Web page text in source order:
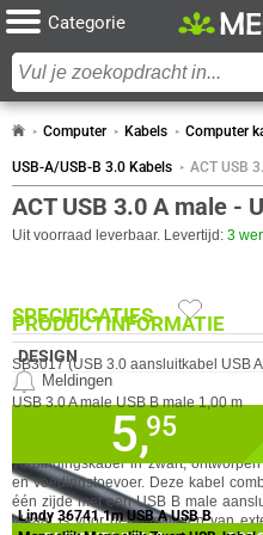
Categorie
Computer Kabels Computer
USB-A/USB-B 3.0 Kabels ACT USB
ACT USB 3.0 A male -
Uit voorraad leverbaar. Levertijd: 3
De ACT USB 3.0 A male -
verbindingskabel in zwart,
en voedingstoevoer. Deze kabel
één zijde met een USB B male
ideaal is voor het aansluiten van
5,95
% STAFFELKORTING MOGELIJK
Meldingen
GA NAAR
SPECIFICATIES
DESIGN
Eigenschap Waarde
Kleur Product
KENMERKEN
Waarde
Aansluiting 1 type
Aansluiting 2 type
Geslacht connector
PRODUCTINFORMATIE
SB3017 (USB 3.0 aansluitkabel USB
USB 3.0 A male USB B male 1,00 m
VERGELIJKBARE
Lindy 36741 1m USB A USB B